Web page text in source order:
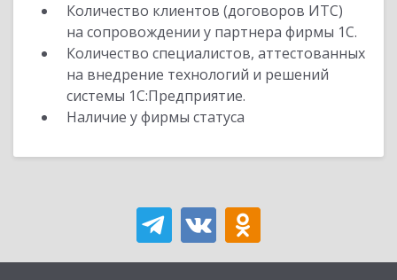
Количество клиентов (договоров ИТС)
на сопровождении у партнера фирмы 1С.
Количество специалистов, аттестованных
на внедрение технологий и решений
системы 1С:Предприятие.
Наличие у фирмы статуса